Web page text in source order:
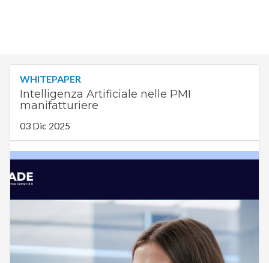
WHITEPAPER
Intelligenza Artificiale nelle PMI
manifatturiere
03 Dic 2025